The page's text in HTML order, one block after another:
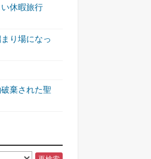
休暇旅行
り場になっ
棄された聖